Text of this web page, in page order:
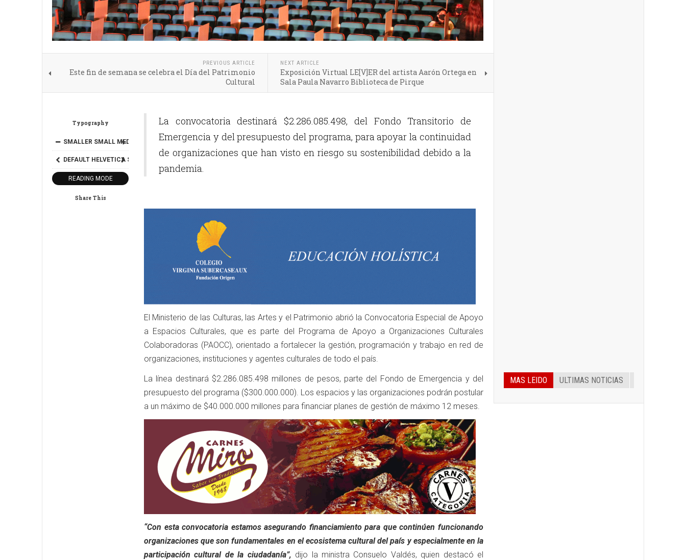
PREVIOUS ARTICLE
Este fin de semana se celebra el Día del Patrimonio
Cultural
NEXT ARTICLE
Exposición Virtual LE[V]ER del artista Aarón Ortega en
Sala Paula Navarro Biblioteca de Pirque
Typography
SMALLER SMALL MEDIUM BIGGER
DEFAULT HELVETICA SEGOE TIMES
READING MODE
Share This
La convocatoria destinará $2.286.085.498, del Fondo Transitorio de
Emergencia y del presupuesto del programa, para apoyar la continuidad
de organizaciones que han visto en riesgo su sostenibilidad debido a la
pandemia.
El Ministerio de las Culturas, las Artes y el Patrimonio abrió la Convocatoria Especial de Apoyo
a Espacios Culturales, que es parte del Programa de Apoyo a Organizaciones Culturales
Colaboradoras (PAOCC), orientado a fortalecer la gestión, programación y trabajo en red de
organizaciones, instituciones y agentes culturales de todo el país.
La línea destinará $2.286.085.498 millones de pesos, parte del Fondo de Emergencia y del
presupuesto del programa ($300.000.000). Los espacios y las organizaciones podrán postular
a un máximo de $40.000.000 millones para financiar planes de gestión de máximo 12 meses.
“Con esta convocatoria estamos asegurando financiamiento para que continúen funcionando
organizaciones que son fundamentales en el ecosistema cultural del país y especialmente en la
participación cultural de la ciudadanía”, dijo la ministra Consuelo Valdés, quien destacó el
MAS LEIDO ULTIMAS NOTICIAS